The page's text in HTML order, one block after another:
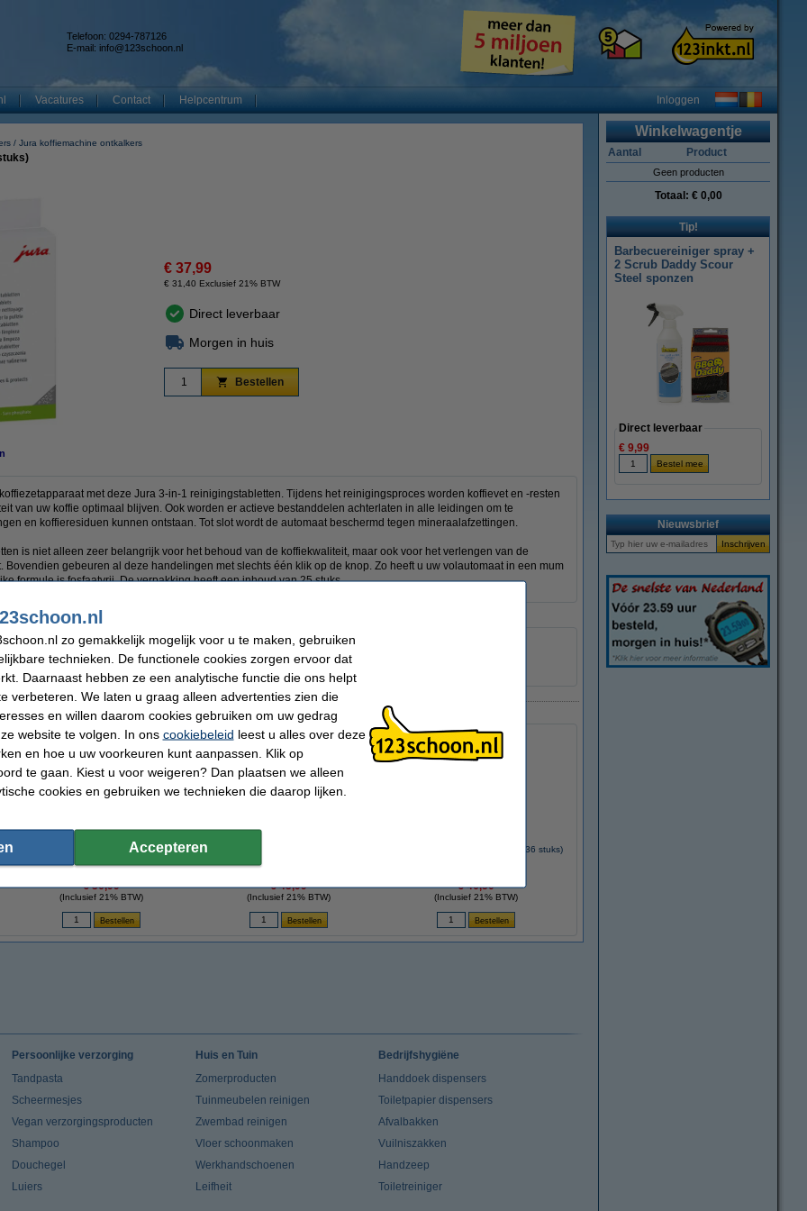
Telefoon: 0294-787126
E-mail: info@123schoon.nl
Vacatures Contact Helpcentrum Inloggen
Jura koffiemachine ontkalkers
€ 37,99
€ 31,40 Exclusief 21% BTW
Direct leverbaar
Morgen in huis
Bestellen
met deze Jura 3-in-1 reinigingstabletten. Tijdens het reinigingsproces worden koffievet en -resten
van uw koffie optimaal blijven. Ook worden er actieve bestanddelen achterlaten in alle leidingen om te
en koffieresiduen kunnen ontstaan. Tot slot wordt de automaat beschermd tegen mineraalafzettingen.
is niet alleen zeer belangrijk voor het behoud van de koffiekwaliteit, maar ook voor het verlengen van de
Bovendien gebeuren al deze handelingen met slechts één klik op de knop. Zo heeft u uw volautomaat in een mum
formule is fosfaatvrij. De verpakking heeft een inhoud van 25 stuks.
Aantal:
25 stuks
Extra info:
Veiligheidsinformatie
artikel ook besteld hebben
Jura waterfilter Claris Pro Smart+
€ 36,99
(Inclusief 21% BTW)
€ 43,99
(Inclusief 21% BTW)
Jura 2-in-1 ontkalkingstabletten (36 stuks)
€ 46,50
(Inclusief 21% BTW)
Winkelwagentje
Aantal Product
Geen producten
Totaal: € 0,00
Tip!
Barbecuereiniger spray +
2 Scrub Daddy Scour
Steel sponzen
Direct leverbaar
€ 9,99
Nieuwsbrief
Persoonlijke verzorging
Tandpasta
Scheermesjes
Vegan verzorgingsproducten
Shampoo
Douchegel
Luiers
Huis en Tuin
Zomerproducten
Tuinmeubelen reinigen
Zwembad reinigen
Vloer schoonmaken
Werkhandschoenen
Leifheit
Bedrijfshygiëne
Handdoek dispensers
Toiletpapier dispensers
Afvalbakken
Vuilniszakken
Handzeep
Toiletreiniger
zo gemakkelijk mogelijk voor u te maken, gebruiken
technieken. De functionele cookies zorgen ervoor dat
Daarnaast hebben ze een analytische functie die ons helpt
verbeteren. We laten u graag alleen advertenties zien die
en willen daarom cookies gebruiken om uw gedrag
website te volgen. In ons cookiebeleid leest u alles over deze
en hoe u uw voorkeuren kunt aanpassen. Klik op
te gaan. Kiest u voor weigeren? Dan plaatsen we alleen
cookies en gebruiken we technieken die daarop lijken.
Accepteren